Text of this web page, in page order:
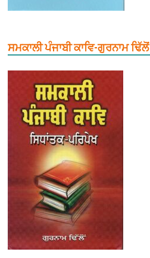
ਸਮਕਾਲੀ ਪੰਜਾਬੀ ਕਾਵਿ-ਗੁਰਨਾਮ ਢਿੱਲੋਂ